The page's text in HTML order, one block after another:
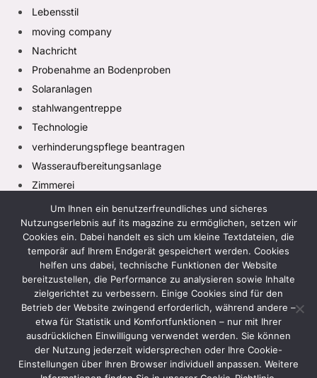
Lebensstil
moving company
Nachricht
Probenahme an Bodenproben
Solaranlagen
stahlwangentreppe
Technologie
verhinderungspflege beantragen
Wasseraufbereitungsanlage
Zimmerei
Facebook
X
(Twitter)
InstagramPinterestTikTok
HEIM
DATENSCHUTZRICHTLINIE
GESCHÄFTSBEDINGUNGEN
HAFTUNGSAUSSCHLUSS
KONTAKTIEREN SIE UNS
ÜBER UNS
Um Ihnen ein benutzerfreundliches und sicheres
Nutzungserlebnis auf its magazine zu ermöglichen, setzen wir
Cookies ein. Dabei handelt es sich um kleine Textdateien, die
temporär auf Ihrem Endgerät gespeichert werden. Cookies
helfen uns dabei, technische Funktionen der Website
bereitzustellen, die Performance zu analysieren sowie Inhalte
zielgerichtet zu verbessern. Einige Cookies sind für den
Betrieb der Website zwingend erforderlich, während andere –
etwa für Statistik und Komfortfunktionen – nur mit Ihrer
ausdrücklichen Einwilligung verwendet werden. Sie können
der Nutzung jederzeit widersprechen oder Ihre Cookie-
Einstellungen über Ihren Browser individuell anpassen. Weitere